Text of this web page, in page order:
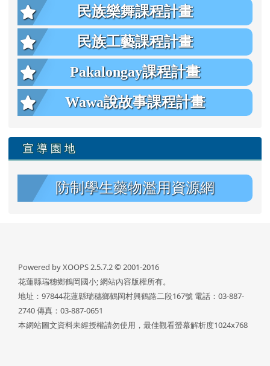
民族樂舞課程計畫
民族工藝課程計畫
Pakalongay課程計畫
Wawa說故事課程計畫
宣 導 園 地
防制學生藥物濫用資源網
Powered by XOOPS 2.5.7.2 © 2001-2016
花蓮縣瑞穗鄉鶴岡國小; 網站內容版權所有。
地址：97844花蓮縣瑞穗鄉鶴岡村興鶴路二段167號 電話：03-887-
2740 傳真：03-887-0651
本網站圖文資料未經授權請勿使用，最佳觀看螢幕解析度1024x768